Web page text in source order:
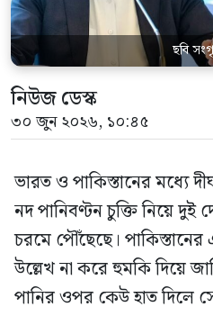
ছবি
নিউজ ডেস্ক
৩০ জুন ২০২৬, ১০:৪৫
ভারত ও পাকিস্তানের মধ্যে
নদ পানিবণ্টন চুক্তি নিয়ে দুই
চরমে পৌঁছেছে। পাকিস্তানের
উল্লেখ না করে হুমকি দিয়ে
পানির ওপর কেউ হাত দিলে